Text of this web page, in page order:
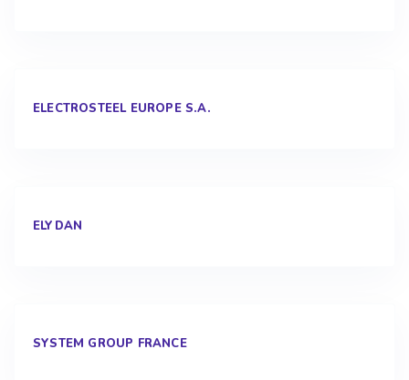
ELECTROSTEEL EUROPE S.A.
ELYDAN
SYSTEM GROUP FRANCE